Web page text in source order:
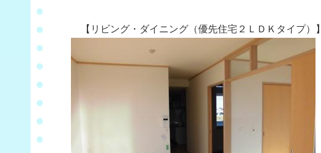
【リビング・ダイニング（優先住宅２ＬＤＫタイプ）】